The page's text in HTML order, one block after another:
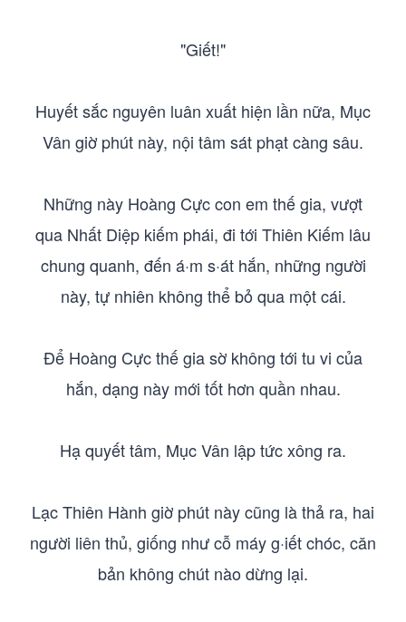
"Giết!"
Huyết sắc nguyên luân xuất hiện lần nữa, Mục
Vân giờ phút này, nội tâm sát phạt càng sâu.
Những này Hoàng Cực con em thế gia, vượt
qua Nhất Diệp kiếm phái, đi tới Thiên Kiếm lâu
chung quanh, đến á·m s·át hắn, những người
này, tự nhiên không thể bỏ qua một cái.
Để Hoàng Cực thế gia sờ không tới tu vi của
hắn, dạng này mới tốt hơn quần nhau.
Hạ quyết tâm, Mục Vân lập tức xông ra.
Lạc Thiên Hành giờ phút này cũng là thả ra, hai
người liên thủ, giống như cỗ máy g·iết chóc, căn
bản không chút nào dừng lại.